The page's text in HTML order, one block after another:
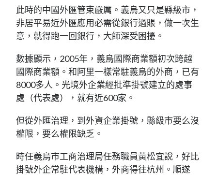
此時的中國外匯管束嚴厲。義烏又只是縣級市，
非居平易近外匯應用必需從銀行過賬，做一次生
意，就得跑一回銀行，大師深受困擾。
數據顯示，2005年，義烏國際商業額初次跨越
國際商業額。和阿里一樣常駐義烏的外商，已有
8000多人。光境外企業經批準掛號建立的處事
處（代表處），就有近600家。
但從外匯治理，到外資企業掛號，縣級市要么沒
權限，要么權限缺乏。
時任義烏市工商治理局任務職員黃松宜說，好比
掛號外企常駐代表機構，外商得往杭州。順遂